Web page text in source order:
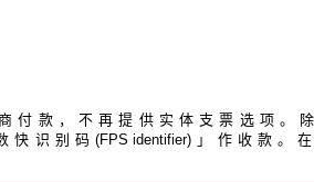
款，不再提供实体支票选项。
快识别码(FPS identifier)」作收款。在